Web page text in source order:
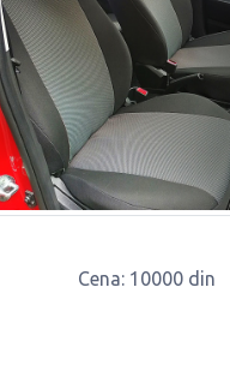
Cena: 10000 din